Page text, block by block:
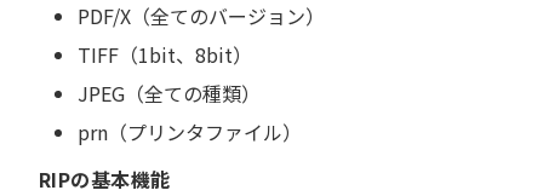
PDF/X（全てのバージョン）
TIFF（1bit、8bit）
JPEG（全ての種類）
prn（プリンタファイル）
RIPの基本機能